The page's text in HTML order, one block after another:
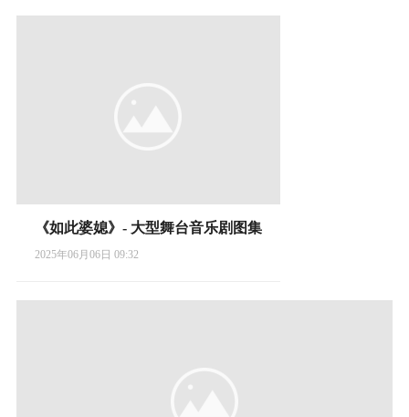
《如此婆媳》- 大型舞台音乐剧图集
2025年06月06日 09:32